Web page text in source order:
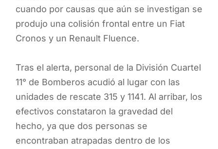
cuando por causas que aún se investigan se
produjo una colisión frontal entre un Fiat
Cronos y un Renault Fluence.
Tras el alerta, personal de la División Cuartel
11° de Bomberos acudió al lugar con las
unidades de rescate 315 y 1141. Al arribar, los
efectivos constataron la gravedad del
hecho, ya que dos personas se
encontraban atrapadas dentro de los